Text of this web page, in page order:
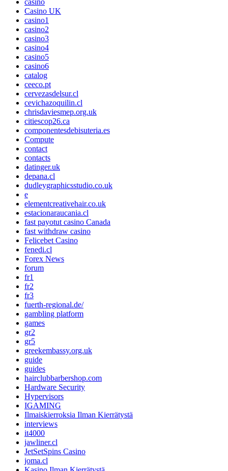
Casino UK
casino1
casino2
casino3
casino4
casino5
casino6
catalog
ceeco.pt
cervezasdelsur.cl
cevichazoquilin.cl
chrisdaviesmep.org.uk
citiescop26.ca
componentesdebisuteria.es
Compute
contact
contacts
datinger.uk
depana.cl
dudleygraphicsstudio.co.uk
e
elementcreativehair.co.uk
estacionaraucania.cl
fast payotut casino Canada
fast withdraw casino
Felicebet Casino
fenedi.cl
Forex News
forum
fr1
fr2
fr3
fuerth-regional.de/
gambling platform
games
gr2
gr5
greekembassy.org.uk
guide
guides
hairclubbarbershop.com
Hardware Security
Hypervisors
IGAMING
Ilmaiskierroksia Ilman Kierrätystä
interviews
it4000
jawliner.cl
JetSetSpins Casino
joma.cl